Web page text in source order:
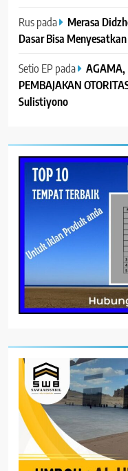
Ruspada
Merasa
Dasar Bisa
Setio EP pada
AGAMA,
PEMBAJAKAN
Sulistiyono